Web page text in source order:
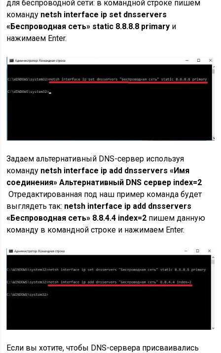
для беспроводной сети: в командной строке пишем
команду netsh interface ip set dnsservers
«Беспроводная сеть» static 8.8.8.8 primary и
нажимаем Enter.
Задаем альтернативный DNS-сервер используя
команду netsh interface ip add dnsservers «Имя
соединения» Альтернативный DNS сервер index=2
Отредактированная под наш пример команда будет
выглядеть так: netsh interface ip add dnsservers
«Беспроводная сеть» 8.8.4.4 index=2 пишем данную
команду в командной строке и нажимаем Enter.
Если вы хотите, чтобы DNS-сервера присваивались